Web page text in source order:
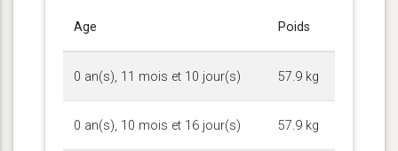
Age Poids
0 an(s), 11 mois et 10 jour(s) 57.9 kg
0 an(s), 10 mois et 16 jour(s) 57.9 kg